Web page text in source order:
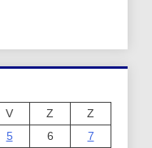
V Z
Z
5 6
7